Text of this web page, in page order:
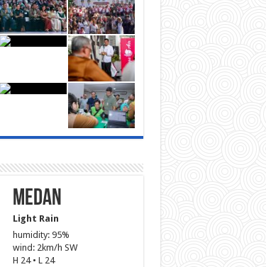
Medan
Light Rain
humidity: 95%
wind: 2km/h SW
H 24 • L 24